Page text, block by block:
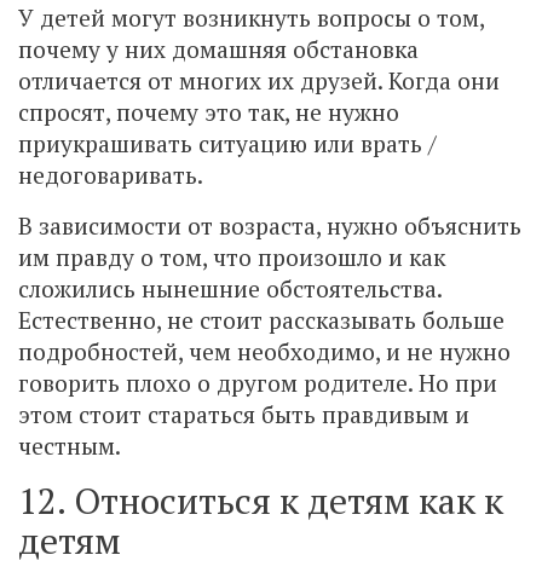
У детей могут возникнуть вопросы о том,
почему у них домашняя обстановка
отличается от многих их друзей. Когда они
спросят, почему это так, не нужно
приукрашивать ситуацию или врать /
недоговаривать.
В зависимости от возраста, нужно объяснить
им правду о том, что произошло и как
сложились нынешние обстоятельства.
Естественно, не стоит рассказывать больше
подробностей, чем необходимо, и не нужно
говорить плохо о другом родителе. Но при
этом стоит стараться быть правдивым и
честным.
12. Относиться к детям как к
детям